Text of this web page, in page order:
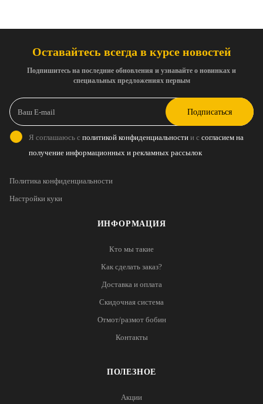
ИНФОРМАЦИЯ
Кто мы такие
Как сделать заказ?
Доставка и оплата
Скидочная система
Отмот/размот бобин
Контакты
ПОЛЕЗНОЕ
Акции
Оставайтесь всегда в курсе новостей
Подпишитесь на последние обновления и узнавайте о новинках и
специальных предложениях первым
Подписаться
Я соглашаюсь с политикой конфиденциальности и с согласием на
получение информационных и рекламных рассылок
Политика конфиденциальности
Настройки куки